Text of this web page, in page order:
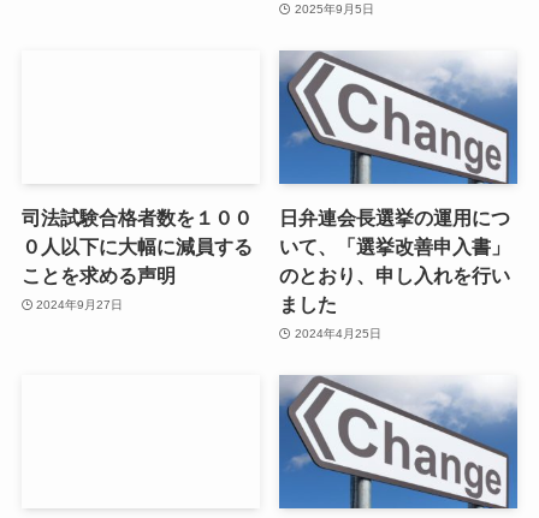
2025年9月5日
司法試験合格者数を１００
０人以下に大幅に減員する
ことを求める声明
2024年9月27日
日弁連会長選挙の運用につ
いて、「選挙改善申入書」
のとおり、申し入れを行い
ました
2024年4月25日